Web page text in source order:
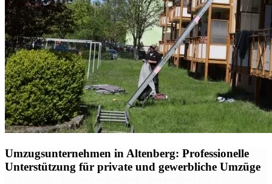
Umzugsunternehmen in Altenberg: Professionelle
Unterstützung für private und gewerbliche Umzüge